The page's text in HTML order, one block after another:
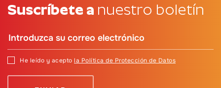
Suscríbete a nuestro boletín
He leído y acepto la Política de Protección de Datos